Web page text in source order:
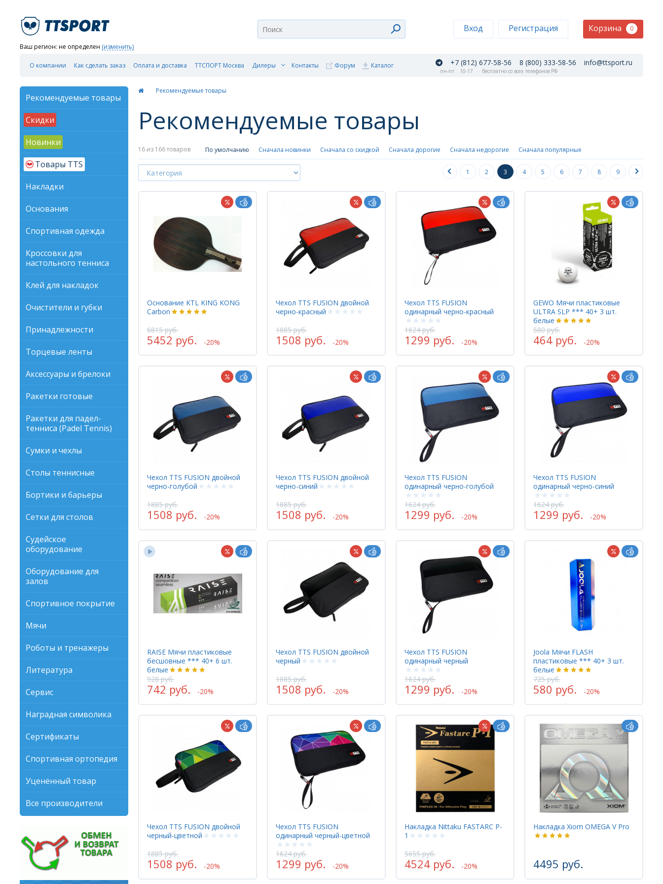
Ваш регион: не определен (изменить)
Вход Регистрация Корзина 0
О компании Как сделать заказ Оплата и доставка ТТСПОРТ Москва Дилеры Контакты Форум Каталог +7 (812) 677-58-56 8 (800) 333-58-56 info@ttsport.ru
пн-пт 10-17 бесплатно со всех телефонов РФ
Рекомендуемые товары
Скидки
Новинки
Товары TTS
Накладки
Основания
Спортивная одежда
Кроссовки для
настольного тенниса
Клей для накладок
Очистители и губки
Принадлежности
Торцевые ленты
Аксессуары и брелоки
Ракетки готовые
Ракетки для падел-
тенниса (Padel Tennis)
Сумки и чехлы
Столы теннисные
Бортики и барьеры
Сетки для столов
Судейское
оборудование
Оборудование для
залов
Спортивное покрытие
Мячи
Роботы и тренажеры
Литература
Сервис
Наградная символика
Сертификаты
Спортивная ортопедия
Уценённый товар
Все производители
Рекомендуемые товары
Рекомендуемые товары
16 из 166 товаров По умолчанию Сначала новинки Сначала со скидкой Сначала дорогие Сначала недорогие Сначала популярные
1 2 3 4 5 6 7 8 9
Основание KTL KING KONG
Carbon
6815 руб.
5452 руб. -20%
Чехол TTS FUSION двойной
черно-красный
1885 руб.
1508 руб. -20%
Чехол TTS FUSION
одинарный черно-красный
1624 руб.
1299 руб. -20%
GEWO Мячи пластиковые
ULTRA SLP *** 40+ 3 шт.
белые
580 руб.
464 руб. -20%
Чехол TTS FUSION двойной
черно-голубой
1885 руб.
1508 руб. -20%
Чехол TTS FUSION двойной
черно-синий
1885 руб.
1508 руб. -20%
Чехол TTS FUSION
одинарный черно-голубой
1624 руб.
1299 руб. -20%
Чехол TTS FUSION
одинарный черно-синий
1624 руб.
1299 руб. -20%
RAISE Мячи пластиковые
бесшовные *** 40+ 6 шт.
белые
928 руб.
742 руб. -20%
Чехол TTS FUSION двойной
черный
1885 руб.
1508 руб. -20%
Чехол TTS FUSION
одинарный черный
1624 руб.
1299 руб. -20%
Joola Мячи FLASH
пластиковые *** 40+ 3 шт.
белые
725 руб.
580 руб. -20%
Чехол TTS FUSION двойной
черный-цветной
1885 руб.
1508 руб. -20%
Чехол TTS FUSION
одинарный черный-цветной
1624 руб.
1299 руб. -20%
Накладка Nittaku FASTARC P-
1
5655 руб.
4524 руб. -20%
Накладка Xiom OMEGA V Pro
4495 руб.